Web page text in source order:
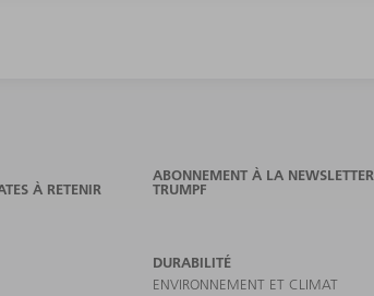
À RETENIR
ABONNEMENT À LA NEWSLETTER
TRUMPF
DURABILITÉ
ENVIRONNEMENT ET CLIMAT